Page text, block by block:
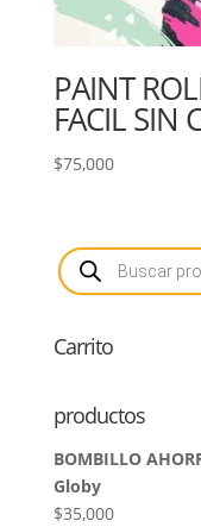
PAINT
FACIL SIN
$75,000
Búsqueda
de
productos
Carrito
productos
BOMBILLO
Globy
$35,000